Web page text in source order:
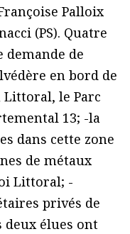
Palloix
(PS). Quatre
demande de
en bord de
le Parc
13; -la
dans cette zone
de métaux
Littoral; -
privés de
élues ont